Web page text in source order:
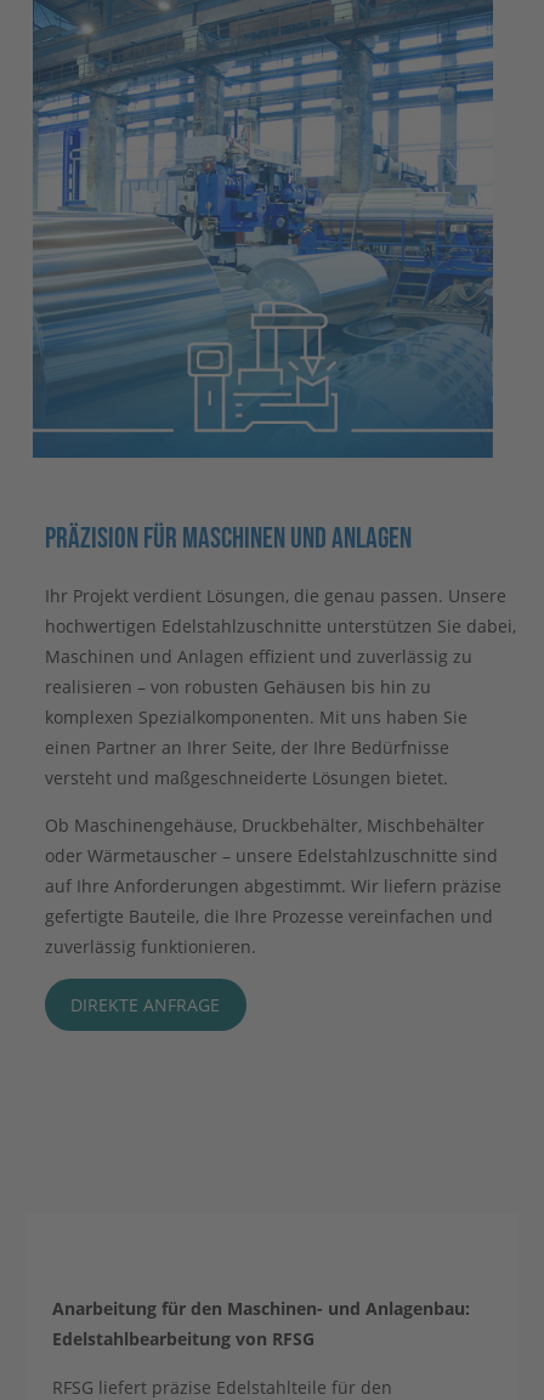
PRÄZISION FÜR MASCHINEN UND ANLAGEN
Ihr Projekt verdient Lösungen, die genau passen. Unsere
hochwertigen Edelstahlzuschnitte unterstützen Sie dabei,
Maschinen und Anlagen effizient und zuverlässig zu
realisieren – von robusten Gehäusen bis hin zu
komplexen Spezialkomponenten. Mit uns haben Sie
einen Partner an Ihrer Seite, der Ihre Bedürfnisse
versteht und maßgeschneiderte Lösungen bietet.
Ob Maschinengehäuse, Druckbehälter, Mischbehälter
oder Wärmetauscher – unsere Edelstahlzuschnitte sind
auf Ihre Anforderungen abgestimmt. Wir liefern präzise
gefertigte Bauteile, die Ihre Prozesse vereinfachen und
zuverlässig funktionieren.
DIREKTE ANFRAGE
Anarbeitung für den Maschinen- und Anlagenbau:
Edelstahlbearbeitung von RFSG
RFSG liefert präzise Edelstahlteile für den